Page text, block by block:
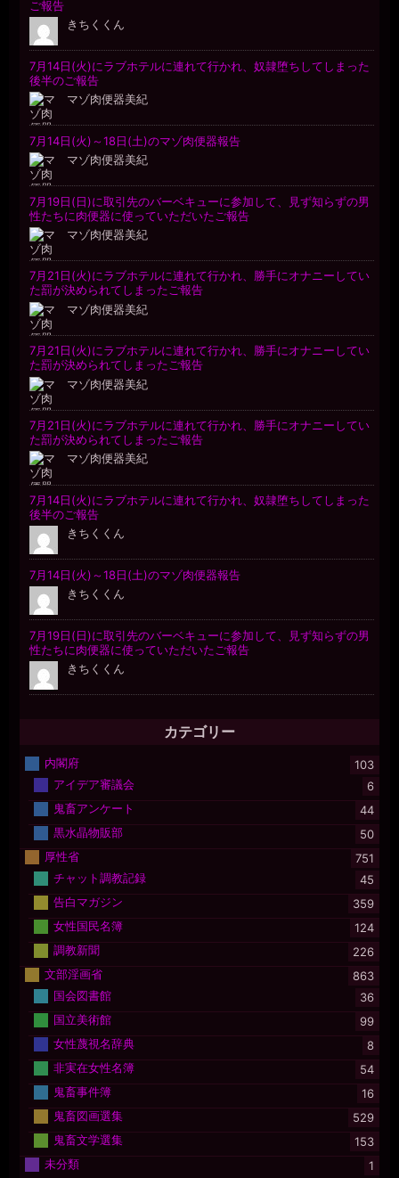
カテゴリー
内閣府
103
アイデア審議会
6
鬼畜アンケート
44
黒水晶物販部
50
厚性省
751
チャット調教記録
45
告白マガジン
359
女性国民名簿
124
調教新聞
226
文部淫画省
863
国会図書館
36
国立美術館
99
女性蔑視名辞典
8
非実在女性名簿
54
鬼畜事件簿
16
鬼畜図画選集
529
鬼畜文学選集
153
未分類
1